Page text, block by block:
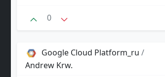
0
Google Cloud Platform_ru /
Andrew Krw.